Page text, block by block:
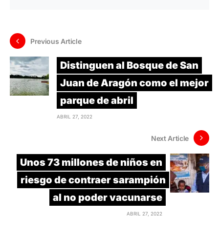
Previous Article
Distinguen al Bosque de San
Juan de Aragón como el mejor
parque de abril
ABRIL 27, 2022
Next Article
Unos 73 millones de niños en
riesgo de contraer sarampión
al no poder vacunarse
ABRIL 27, 2022